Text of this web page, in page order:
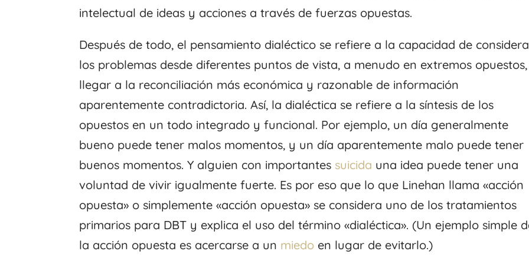
intelectual de ideas y acciones a través de fuerzas opuestas.
Después de todo, el pensamiento dialéctico se refiere a la capacidad de
los problemas desde diferentes puntos de vista, a menudo en extremos
llegar a la reconciliación más económica y razonable de información
aparentemente contradictoria. Así, la dialéctica se refiere a la síntesis de los
opuestos en un todo integrado y funcional. Por ejemplo, un día generalmente
bueno puede tener malos momentos, y un día aparentemente malo puede tener
buenos momentos. Y alguien con importantes suicida una idea puede tener una
voluntad de vivir igualmente fuerte. Es por eso que lo que Linehan llama «acción
opuesta» o simplemente «acción opuesta» se considera uno de los tratamientos
primarios para DBT y explica el uso del término «dialéctica». (Un ejemplo simple
la acción opuesta es acercarse a un miedo en lugar de evitarlo.)